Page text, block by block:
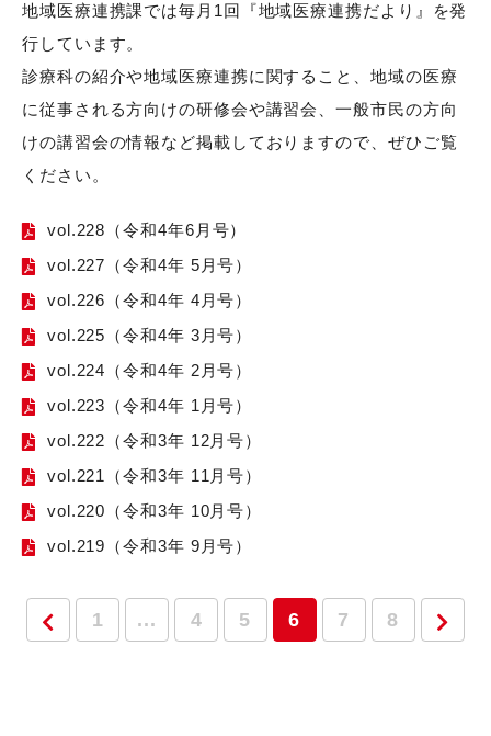
地域医療連携課では毎月1回『地域医療連携だより』を発
行しています。
診療科の紹介や地域医療連携に関すること、地域の医療
に従事される方向けの研修会や講習会、一般市民の方向
けの講習会の情報など掲載しておりますので、ぜひご覧
ください。
vol.228（令和4年6月号）
vol.227（令和4年 5月号）
vol.226（令和4年 4月号）
vol.225（令和4年 3月号）
vol.224（令和4年 2月号）
vol.223（令和4年 1月号）
vol.222（令和3年 12月号）
vol.221（令和3年 11月号）
vol.220（令和3年 10月号）
vol.219（令和3年 9月号）
1 ... 4 5 6 7 8